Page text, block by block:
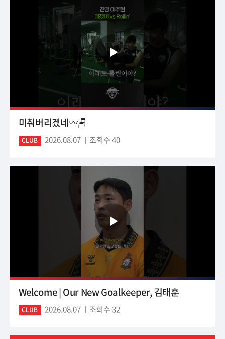
미춰버리겠네〰️🪑
CLUB 2026.08.07 조회수 40
Welcome | Our New Goalkeeper, 김태훈
CLUB 2026.08.07 조회수 32